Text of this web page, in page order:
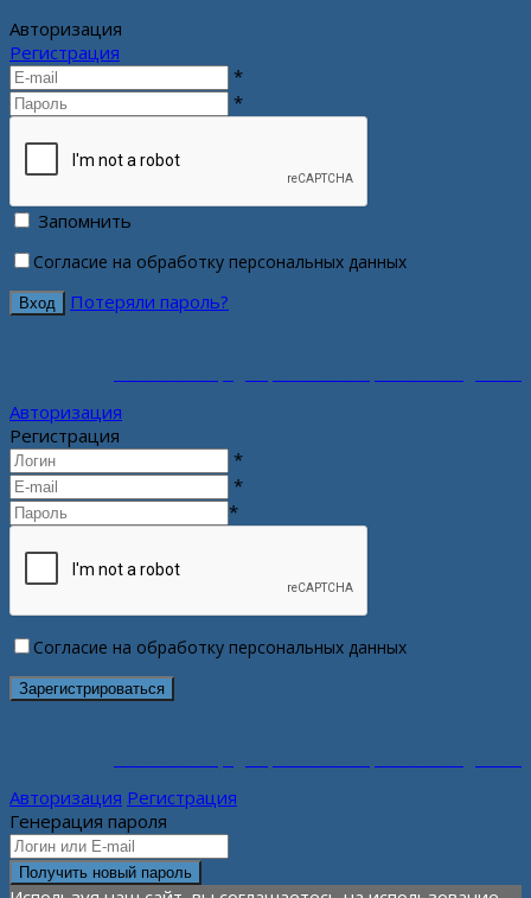
Авторизация
Регистрация
*
*
Запомнить
Согласие на обработку персональных данных
Потеряли пароль?
Авторизация
Регистрация
*
*
*
Согласие на обработку персональных данных
Авторизация Регистрация
Генерация пароля